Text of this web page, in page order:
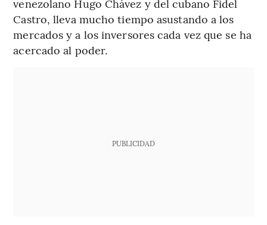
venezolano Hugo Chávez y del cubano Fidel
Castro, lleva mucho tiempo asustando a los
mercados y a los inversores cada vez que se ha
acercado al poder.
PUBLICIDAD